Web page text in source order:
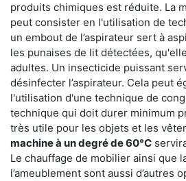
produits chimiques est réduite. La
peut consister en l'utilisation de
un embout de l’aspirateur sert à
les punaises de lit détectées,
adultes. Un insecticide puissant
désinfecter l’aspirateur. Cela peut
l'utilisation d'une technique de
technique qui doit durer minimum
très utile pour les objets et les
machine à un degré de 60°C
Le chauffage de mobilier ainsi que
l’ameublement sont aussi d’autres